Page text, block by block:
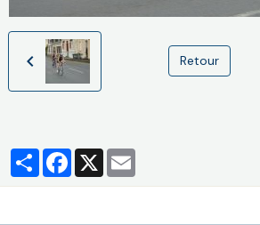
Retour
PartagerFacebook
X